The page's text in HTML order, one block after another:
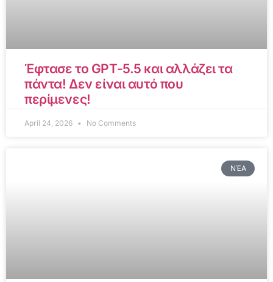
Έφτασε το GPT-5.5 και αλλάζει τα
πάντα! Δεν είναι αυτό που
περίμενες!
April 24, 2026 No Comments
ΝΈΑ